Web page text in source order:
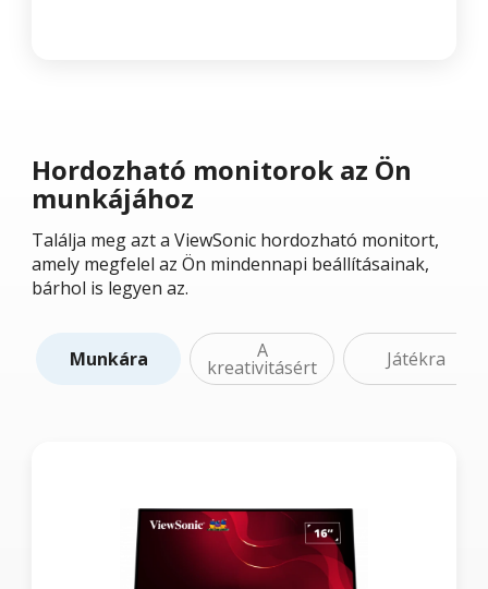
Hordozható monitorok az Ön
munkájához
Találja meg azt a ViewSonic hordozható monitort,
amely megfelel az Ön mindennapi beállításainak,
bárhol is legyen az.
Munkára A
kreativitásért Játékra